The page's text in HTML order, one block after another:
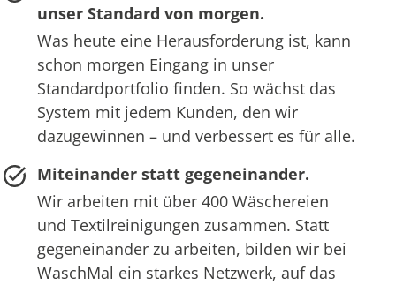
unser Standard von morgen.
Was heute eine Herausforderung ist, kann
schon morgen Eingang in unser
Standardportfolio finden. So wächst das
System mit jedem Kunden, den wir
dazugewinnen – und verbessert es für alle.
Miteinander statt gegeneinander.
Wir arbeiten mit über 400 Wäschereien
und Textilreinigungen zusammen. Statt
gegeneinander zu arbeiten, bilden wir bei
WaschMal ein starkes Netzwerk, auf das